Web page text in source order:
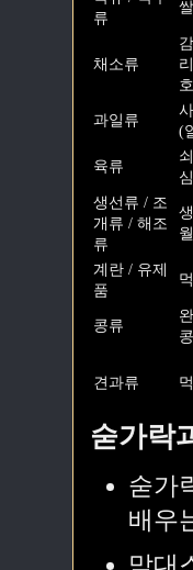
류
채소류
과일류
(
육류
생선류 / 조
개류 / 해조
류
계란 / 유제
품
콩류
견과류
숟가락
숟가
배우